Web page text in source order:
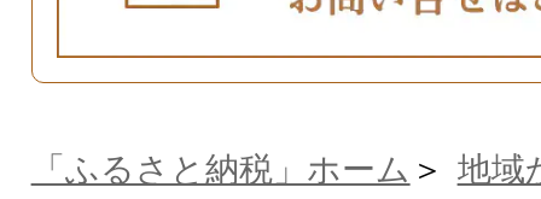
「ふるさと納税」ホーム
地域